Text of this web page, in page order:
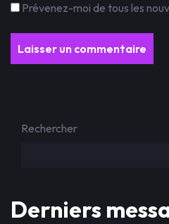
Prévenez-moi de tous les
Rechercher
Derniers